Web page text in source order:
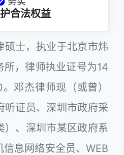
合法权益
硕士，执业于北京市炜
，律师执业证号为14
邓杰律师现（或曾）
听证员、深圳市政府采
）、深圳市某区政府系
息网络安全员、WEB